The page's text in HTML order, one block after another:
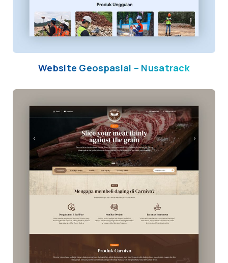
Website Geospasial – Nusatrack